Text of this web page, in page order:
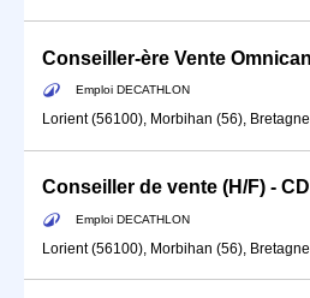
Emploi DECATHLON
Lorient (56100), Morbihan (56), Bretagne
Emploi DECATHLON
Lorient (56100), Morbihan (56), Bretagne